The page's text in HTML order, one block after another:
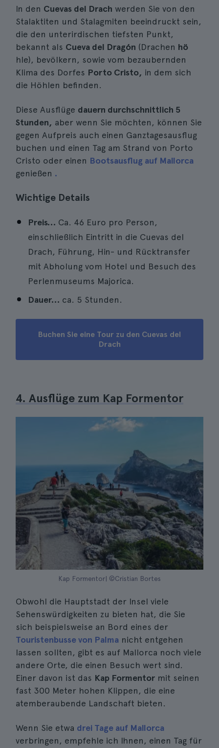
In den Cuevas del Drach werden Sie von den
Stalaktiten und Stalagmiten beeindruckt sein,
die den unterirdischen tiefsten Punkt,
bekannt als Cueva del Dragón (Drachen hö
hle), bevölkern, sowie vom bezaubernden
Klima des Dorfes Porto Cristo, in dem sich
die Höhlen befinden.
Diese Ausflüge dauern durchschnittlich 5
Stunden, aber wenn Sie möchten, können Sie
gegen Aufpreis auch einen Ganztagesausflug
buchen und einen Tag am Strand von Porto
Cristo oder einen Bootsausflug auf Mallorca
genießen .
Wichtige Details
Preis… Ca. 46 Euro pro Person,
einschließlich Eintritt in die Cuevas del
Drach, Führung, Hin- und Rücktransfer
mit Abholung vom Hotel und Besuch des
Perlenmuseums Majorica.
Dauer… ca. 5 Stunden.
Buchen Sie eine Tour zu den Cuevas del
Drach
4. Ausflüge zum Kap Formentor
Kap Formentor| ©Cristian Bortes
Obwohl die Hauptstadt der Insel viele
Sehenswürdigkeiten zu bieten hat, die Sie
sich beispielsweise an Bord eines der
Touristenbusse von Palma nicht entgehen
lassen sollten, gibt es auf Mallorca noch viele
andere Orte, die einen Besuch wert sind.
Einer davon ist das Kap Formentor mit seinen
fast 300 Meter hohen Klippen, die eine
atemberaubende Landschaft bieten.
Wenn Sie etwa drei Tage auf Mallorca
verbringen, empfehle ich Ihnen, einen Tag für